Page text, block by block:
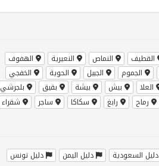
القطيف النماص النعيرية
الهفوف
الجموم الجبيل الحوية
الخفجي
العلا بيش بيشة بقيق
بلجرشي
رماح رابغ سكاكا ساجر
شقراء
دليل السعودية دليل اليمن
دليل تونس